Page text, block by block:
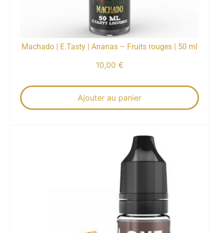
Machado | E.Tasty | Ananas – Fruits rouges | 50 ml
10,00 €
Ajouter au panier